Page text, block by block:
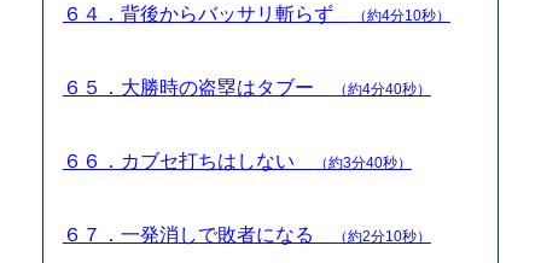
６４．背後からバッサリ斬らず （約4分10秒）
６５．大勝時の盗塁はタブー （約4分40秒）
６６．カブセ打ちはしない （約3分40秒）
６７．一発消しで敗者になる （約2分10秒）